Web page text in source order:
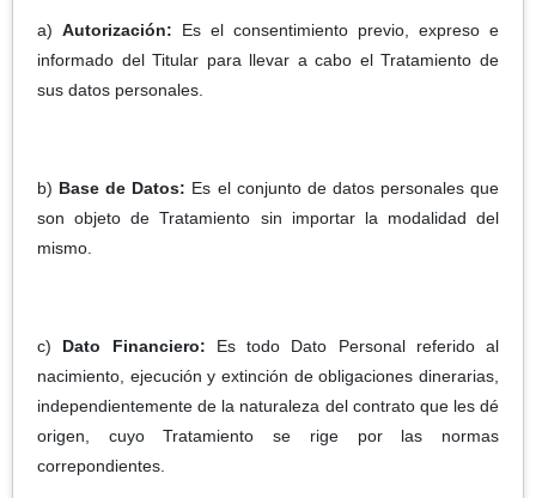
a) Autorización: Es el consentimiento previo, expreso e
informado del Titular para llevar a cabo el Tratamiento de
sus datos personales.
b) Base de Datos: Es el conjunto de datos personales que
son objeto de Tratamiento sin importar la modalidad del
mismo.
c) Dato Financiero: Es todo Dato Personal referido al
nacimiento, ejecución y extinción de obligaciones dinerarias,
independientemente de la naturaleza del contrato que les dé
origen, cuyo Tratamiento se rige por las normas
correpondientes.